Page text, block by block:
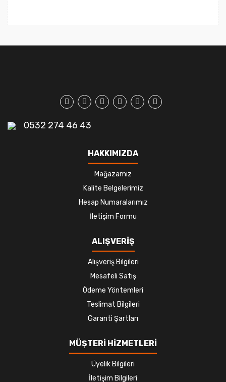
0532 274 46 43
HAKKIMIZDA
Mağazamız
Kalite Belgelerimiz
Hesap Numaralarımız
İletişim Formu
ALIŞVERİŞ
Alışveriş Bilgileri
Mesafeli Satış
Ödeme Yöntemleri
Teslimat Bilgileri
Garanti Şartları
MÜŞTERİ HİZMETLERİ
Üyelik Bilgileri
İletişim Bilgileri